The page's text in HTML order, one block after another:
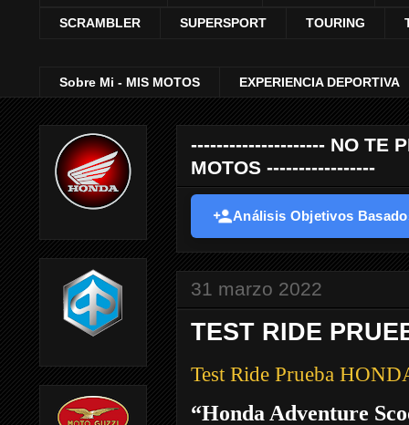
SCRAMBLER SUPERSPORT TOURING
Sobre Mi - MIS MOTOS EXPERIENCIA DEPORTIVA
--------------------- NO TE
MOTOS -----------------
Análisis Objetivos
31 marzo 2022
TEST RIDE
Test Ride Prueba
“Honda Adventure